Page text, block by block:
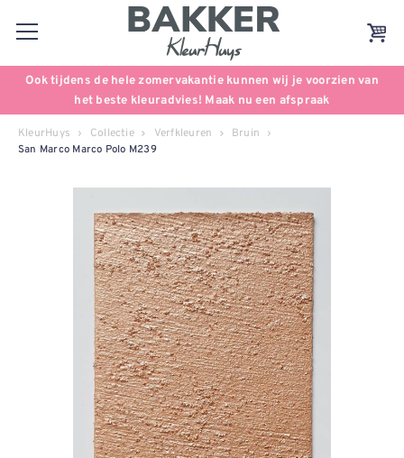
Ook tijdens de hele zomervakantie kunnen wij je voorzien van
het beste kleuradvies! Maak nu een afspraak
KleurHuys Collectie Verfkleuren Bruin
San Marco Marco Polo M239